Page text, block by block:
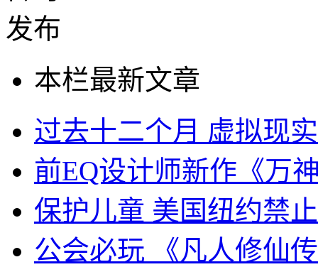
本栏最新文章
过去十二个月 虚拟现
前EQ设计师新作《万
保护儿童 美国纽约禁
公会必玩 《凡人修仙